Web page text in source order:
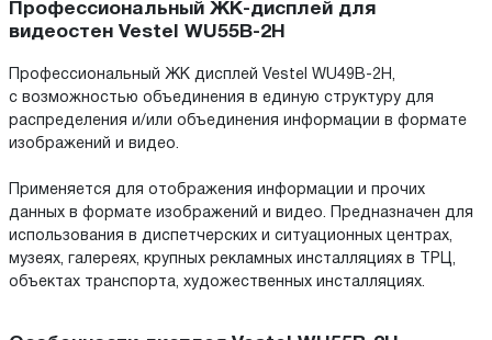
Профессиональный ЖК-дисплей для
видеостен Vestel WU55B-2H
Профессиональный ЖК дисплей Vestel WU49B-2H,
с возможностью объединения в единую структуру для
распределения и/или объединения информации в формате
изображений и видео.
Применяется для отображения информации и прочих
данных в формате изображений и видео. Предназначен для
использования в диспетчерских и ситуационных центрах,
музеях, галереях, крупных рекламных инсталляциях в ТРЦ,
объектах транспорта, художественных инсталляциях.